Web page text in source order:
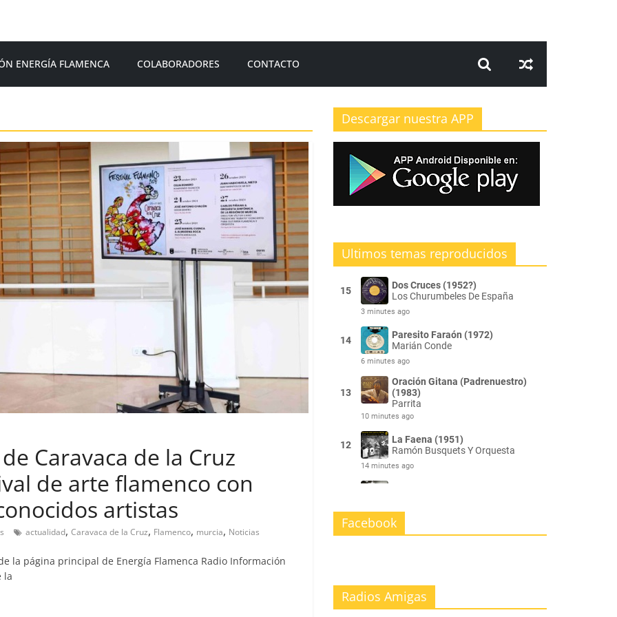
ENERGÍA FLAMENCA COLABORADORES CONTACTO
Caravaca de la Cruz
de arte flamenco con
artistas
actualidad, Caravaca de la Cruz, Flamenco, murcia, Noticias
la página principal de Energía Flamenca Radio Información
la
Descargar nuestra APP
Ultimos temas reproducidos
Facebook
Radios Amigas